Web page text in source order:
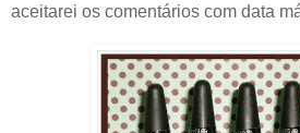
aceitarei os comentários com data